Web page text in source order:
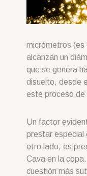
micrómetros (es
alcanzan un
que se genera
disuelto, desde
este proceso de
Un factor
prestar especial
otro lado, es
Cava en la
cuestión más